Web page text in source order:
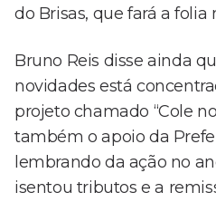
do Brisas, que fará a folia
Bruno Reis disse ainda
novidades está
projeto chamado “Cole
também o apoio da
lembrando da ação no
isentou tributos e a